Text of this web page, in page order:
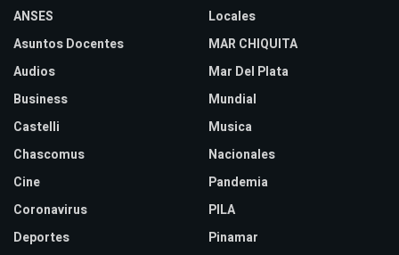
ANSES
Asuntos Docentes
Audios
Business
Castelli
Chascomus
Cine
Coronavirus
Deportes
Locales
MAR CHIQUITA
Mar Del Plata
Mundial
Musica
Nacionales
Pandemia
PILA
Pinamar